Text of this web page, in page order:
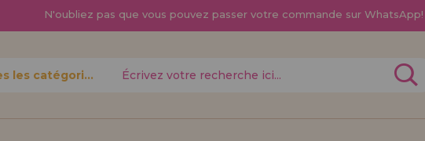
N'oubliez pas que vous pouvez passer votre commande sur WhatsApp!
Toutes les catégories